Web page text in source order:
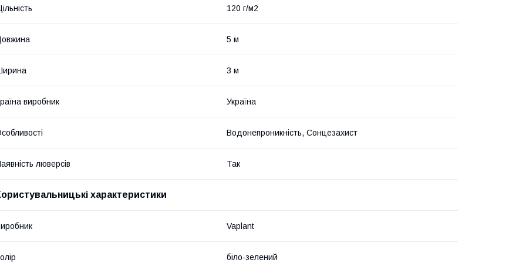
120 г/м2
5 м
3 м
виробник Україна
Водонепроникність, Сонцезахист
люверсів Так
характеристики
Vaplant
біло-зелений